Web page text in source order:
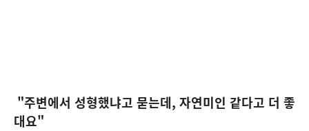
"주변에서 성형했냐고 묻는데, 자연미인 같다고 더 좋
대요"